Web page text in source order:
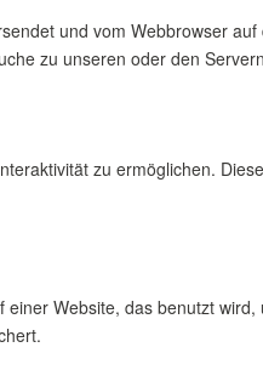
und vom Webbrowser
zu unseren oder den
zu ermöglichen.
Website, das benutzt